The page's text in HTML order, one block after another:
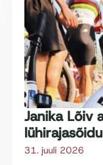
Janika Lõiv
31. juuli 2026